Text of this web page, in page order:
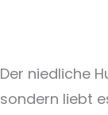
Der niedliche
sondern liebt